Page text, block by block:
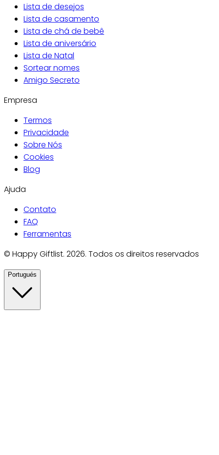
Lista de desejos
Lista de casamento
Lista de chá de bebê
Lista de aniversário
Lista de Natal
Sortear nomes
Amigo Secreto
Empresa
Termos
Privacidade
Sobre Nós
Cookies
Blog
Ajuda
Contato
FAQ
Ferramentas
© Happy Giftlist. 2026. Todos os direitos reservados
Portugués